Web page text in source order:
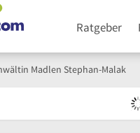
Ratgeber
Madlen Stephan-Malak